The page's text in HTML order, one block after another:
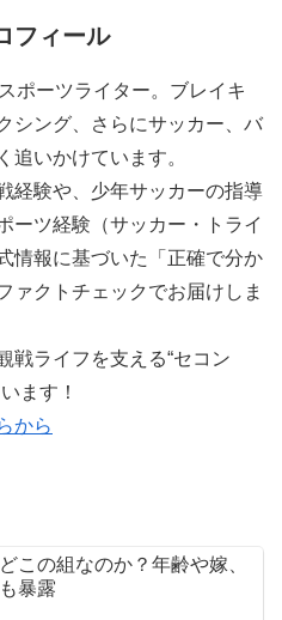
フィール
ポーツライター。ブレイキ
シング、さらにサッカー、バ
追いかけています。
経験や、少年サッカーの指導
ーツ経験（サッカー・トライ
情報に基づいた「正確で分か
ァクトチェックでお届けしま
戦ライフを支える“セコン
ます！
から
この組なのか？年齢や嫁、
暴露